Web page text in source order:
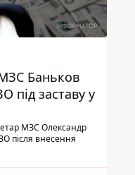
Баньков
під заставу у
МЗС Олександр
після внесення